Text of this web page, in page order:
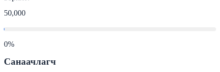
50,000
0%
Санаачлагч